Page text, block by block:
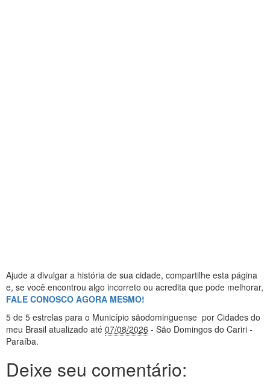
Ajude a divulgar a história de sua cidade, compartilhe esta página
e, se você encontrou algo incorreto ou acredita que pode melhorar,
FALE CONOSCO AGORA MESMO!
5 de 5 estrelas para o Município sãodominguense por Cidades do
meu Brasil atualizado até 07/08/2026 - São Domingos do Cariri -
Paraíba.
Deixe seu comentário: